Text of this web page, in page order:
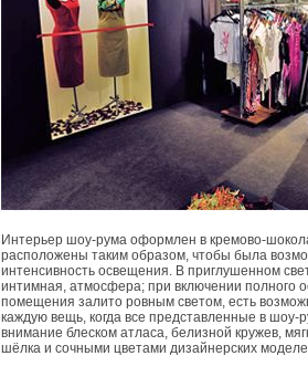
Интерьер шоу-рума оформлен в кремово-
расположены таким образом, чтобы была
интенсивность освещения. В приглушенном
интимная, атмосфера; при включении полного
помещения залито ровным светом, есть
каждую вещь, когда все представленные в шоу-
внимание блеском атласа, белизной кружев,
шёлка и сочными цветами дизайнерских